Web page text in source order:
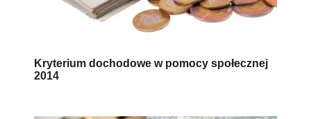
Kryterium dochodowe w pomocy społecznej
2014